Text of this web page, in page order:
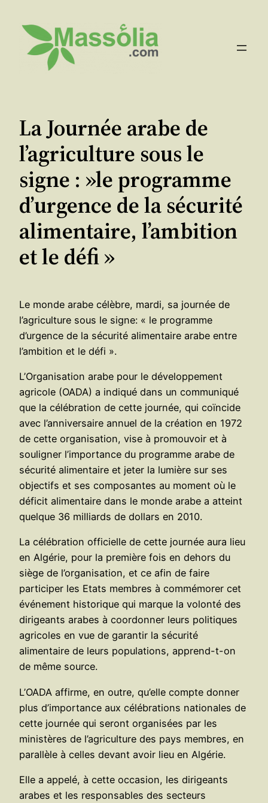
contenu
La Journée arabe de
l’agriculture sous le
signe : »le programme
d’urgence de la sécurité
alimentaire, l’ambition
et le défi »
Le monde arabe célèbre, mardi, sa journée de
l’agriculture sous le signe: « le programme
d’urgence de la sécurité alimentaire arabe entre
l’ambition et le défi ».
L’Organisation arabe pour le développement
agricole (OADA) a indiqué dans un communiqué
que la célébration de cette journée, qui coïncide
avec l’anniversaire annuel de la création en 1972
de cette organisation, vise à promouvoir et à
souligner l’importance du programme arabe de
sécurité alimentaire et jeter la lumière sur ses
objectifs et ses composantes au moment où le
déficit alimentaire dans le monde arabe a atteint
quelque 36 milliards de dollars en 2010.
La célébration officielle de cette journée aura lieu
en Algérie, pour la première fois en dehors du
siège de l’organisation, et ce afin de faire
participer les Etats membres à commémorer cet
événement historique qui marque la volonté des
dirigeants arabes à coordonner leurs politiques
agricoles en vue de garantir la sécurité
alimentaire de leurs populations, apprend-t-on
de même source.
L’OADA affirme, en outre, qu’elle compte donner
plus d’importance aux célébrations nationales de
cette journée qui seront organisées par les
ministères de l’agriculture des pays membres, en
parallèle à celles devant avoir lieu en Algérie.
Elle a appelé, à cette occasion, les dirigeants
arabes et les responsables des secteurs